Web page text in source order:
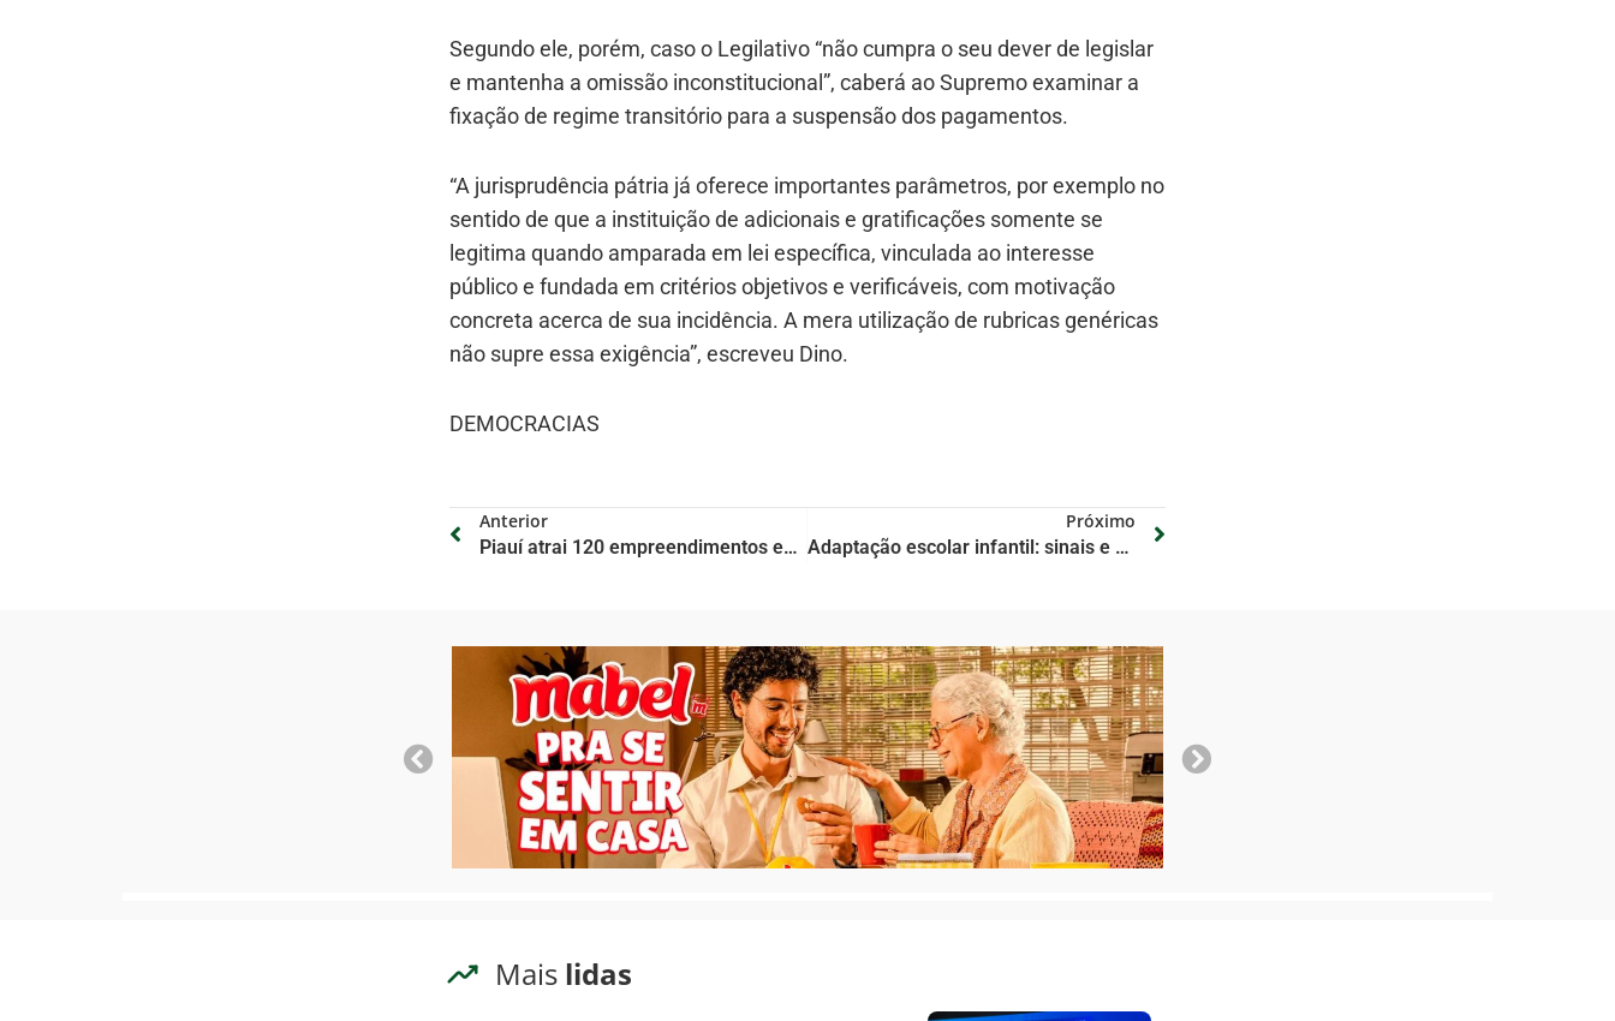
Segundo ele, porém, caso o Legilativo “não cumpra o seu dever de legislar
e mantenha a omissão inconstitucional”, caberá ao Supremo examinar a
fixação de regime transitório para a suspensão dos pagamentos.
“A jurisprudência pátria já oferece importantes parâmetros, por exemplo no
sentido de que a instituição de adicionais e gratificações somente se
legitima quando amparada em lei específica, vinculada ao interesse
público e fundada em critérios objetivos e verificáveis, com motivação
concreta acerca de sua incidência. A mera utilização de rubricas genéricas
não supre essa exigência”, escreveu Dino.
DEMOCRACIAS
Anterior
Piauí atrai 120 empreendimentos entre 2023 e 2025 e projeta R$ 44,7 bilhões em investimentos
Próximo
Adaptação escolar infantil: sinais e dicas para ajudar
Mais lidas